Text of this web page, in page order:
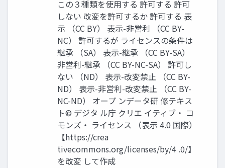
この３種類を使用する 許可する 許可
しない 改変を許可するか 許可する 表
示 （CC BY） 表示-非営利 （CC BY-
NC） 許可するが ライセンスの条件は
継承 （SA） 表示-継承 （CC BY-SA）
非営利-継承 （CC BY-NC-SA） 許可し
ない （ND） 表示-改変禁止 （CC BY-
ND） 表示-非営利-改変禁止 （CC BY-
NC-ND） オープ ンデータ研 修テキス
ト© デジタ ル庁 クリエ イティブ・ コ
モンズ・ ライセンス （表示 4.0 国際）
【https://crea
tivecommons.org/licenses/by/4 .0/】
を改変 して作成